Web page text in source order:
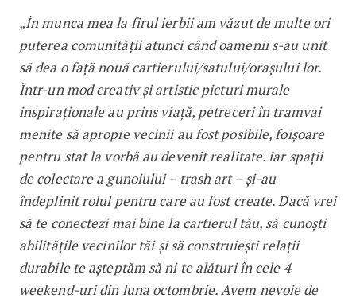
„În munca mea la firul ierbii am văzut de multe ori
puterea comunității atunci când oamenii s-au unit
să dea o față nouă cartierului/satului/orașului lor.
Într-un mod creativ și artistic picturi murale
inspiraționale au prins viață, petreceri în tramvai
menite să apropie vecinii au fost posibile, foișoare
pentru stat la vorbă au devenit realitate. iar spații
de colectare a gunoiului – trash art – și-au
îndeplinit rolul pentru care au fost create. Dacă vrei
să te conectezi mai bine la cartierul tău, să cunoști
abilitățile vecinilor tăi și să construiești relații
durabile te așteptăm să ni te alături în cele 4
weekend-uri din luna octombrie. Avem nevoie de